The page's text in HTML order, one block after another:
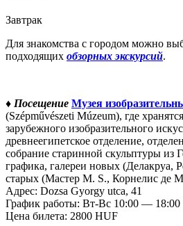
Завтрак
Для знакомства с городом можно
подходящих обзорных экскурсий.
♦ Посещение Музея
(Szépművészeti Múzeum), где
зарубежного изобразительного
древнеегипетское отделение,
собрание старинной скульптуры из
графика, галереи новых (Делакруа,
старых (Мастер M. S., Корнелис де
Адрес: Dozsa Gyorgy utca, 41
График работы: Вт-Вс 10:00 — 18:00
Цена билета: 2800 HUF